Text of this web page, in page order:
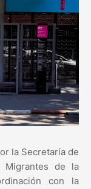
la Secretaría de
Migrantes de la
con la